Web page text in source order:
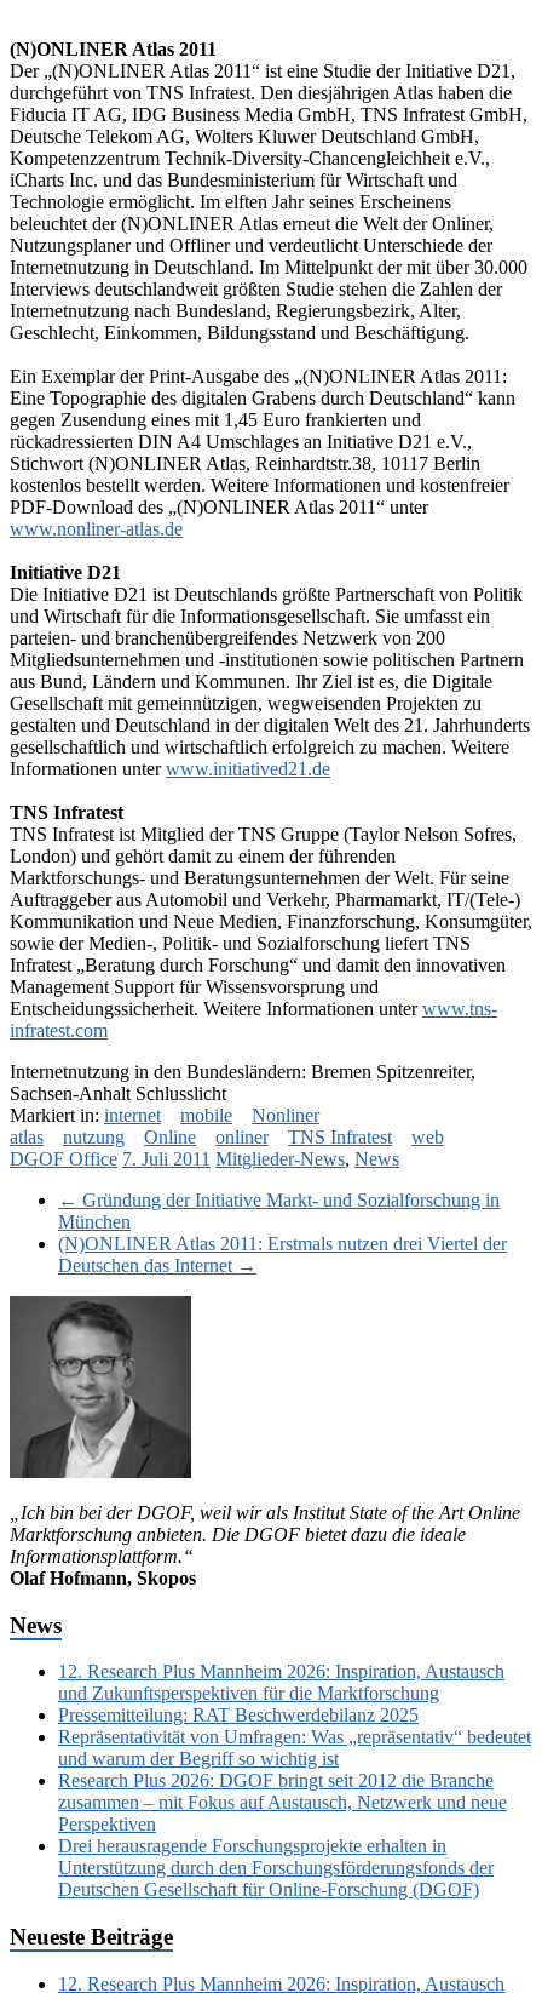
(N)ONLINER Atlas 2011
Der „(N)ONLINER Atlas 2011“ ist eine Studie der Initiative D21,
durchgeführt von TNS Infratest. Den diesjährigen Atlas haben die
Fiducia IT AG, IDG Business Media GmbH, TNS Infratest GmbH,
Deutsche Telekom AG, Wolters Kluwer Deutschland GmbH,
Kompetenzzentrum Technik-Diversity-Chancengleichheit e.V.,
iCharts Inc. und das Bundesministerium für Wirtschaft und
Technologie ermöglicht. Im elften Jahr seines Erscheinens
beleuchtet der (N)ONLINER Atlas erneut die Welt der Onliner,
Nutzungsplaner und Offliner und verdeutlicht Unterschiede der
Internetnutzung in Deutschland. Im Mittelpunkt der mit über 30.000
Interviews deutschlandweit größten Studie stehen die Zahlen der
Internetnutzung nach Bundesland, Regierungsbezirk, Alter,
Geschlecht, Einkommen, Bildungsstand und Beschäftigung.
Ein Exemplar der Print-Ausgabe des „(N)ONLINER Atlas 2011:
Eine Topographie des digitalen Grabens durch Deutschland“ kann
gegen Zusendung eines mit 1,45 Euro frankierten und
rückadressierten DIN A4 Umschlages an Initiative D21 e.V.,
Stichwort (N)ONLINER Atlas, Reinhardtstr.38, 10117 Berlin
kostenlos bestellt werden. Weitere Informationen und kostenfreier
PDF-Download des „(N)ONLINER Atlas 2011“ unter
www.nonliner-atlas.de
Initiative D21
Die Initiative D21 ist Deutschlands größte Partnerschaft von Politik
und Wirtschaft für die Informationsgesellschaft. Sie umfasst ein
parteien- und branchenübergreifendes Netzwerk von 200
Mitgliedsunternehmen und -institutionen sowie politischen Partnern
aus Bund, Ländern und Kommunen. Ihr Ziel ist es, die Digitale
Gesellschaft mit gemeinnützigen, wegweisenden Projekten zu
gestalten und Deutschland in der digitalen Welt des 21. Jahrhunderts
gesellschaftlich und wirtschaftlich erfolgreich zu machen. Weitere
Informationen unterwww.initiatived21.de
TNS Infratest
TNS Infratest ist Mitglied der TNS Gruppe (Taylor Nelson Sofres,
London) und gehört damit zu einem der führenden
Marktforschungs- und Beratungsunternehmen der Welt. Für seine
Auftraggeber aus Automobil und Verkehr, Pharmamarkt, IT/(Tele-)
Kommunikation und Neue Medien, Finanzforschung, Konsumgüter,
sowie der Medien-, Politik- und Sozialforschung liefert TNS
Infratest „Beratung durch Forschung“ und damit den innovativen
Management Support für Wissensvorsprung und
Entscheidungssicherheit. Weitere Informationen unterwww.tns-
infratest.com
Internetnutzung in den Bundesländern: Bremen Spitzenreiter,
Sachsen-Anhalt Schlusslicht
Markiert in: internet mobile
Nonliner
atlas
nutzung Online onliner TNS Infratest
web
DGOF Office 7. Juli 2011 Mitglieder-News, News
← Gründung der Initiative Markt- und Sozialforschung in
München
(N)ONLINER Atlas 2011: Erstmals nutzen drei Viertel der
Deutschen das Internet →
„Ich bin bei der DGOF, weil wir als Institut State of the Art Online
Marktforschung anbieten. Die DGOF bietet dazu die ideale
Informationsplattform.“
Olaf Hofmann, Skopos
News
12. Research Plus Mannheim 2026: Inspiration, Austausch
und Zukunftsperspektiven für die Marktforschung
Pressemitteilung: RAT Beschwerdebilanz 2025
Repräsentativität von Umfragen: Was „repräsentativ“ bedeutet
und warum der Begriff so wichtig ist
Research Plus 2026: DGOF bringt seit 2012 die Branche
zusammen – mit Fokus auf Austausch, Netzwerk und neue
Perspektiven
Drei herausragende Forschungsprojekte erhalten in
Unterstützung durch den Forschungsförderungsfonds der
Deutschen Gesellschaft für Online-Forschung (DGOF)
Neueste Beiträge
12. Research Plus Mannheim 2026: Inspiration, Austausch